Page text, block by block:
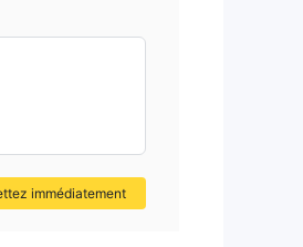
immédiatement